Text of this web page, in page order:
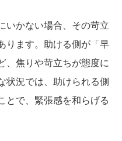
いかない場合、その苛立
ります。助ける側が「早
、焦りや苛立ちが態度に
状況では、助けられる側
とで、緊張感を和らげる